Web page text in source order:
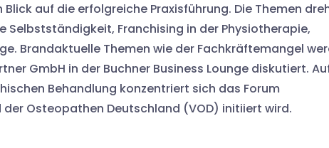
auf die erfolgreiche Praxisführung. Die Themen
Selbstständigkeit, Franchising in der Physiotherapie,
Brandaktuelle Themen wie der Fachkräftemangel
GmbH in der Buchner Business Lounge diskutiert.
Behandlung konzentriert sich das Forum
Osteopathen Deutschland (VOD) initiiert wird.